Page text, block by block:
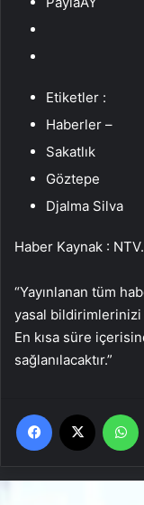
Etiketler :
Haberler –
Sakatlık
Göztepe
Djalma Silva
Haber Kaynak :
“Yayınlanan tüm
yasal
En kısa süre
sağlanılacaktır.”
Facebook